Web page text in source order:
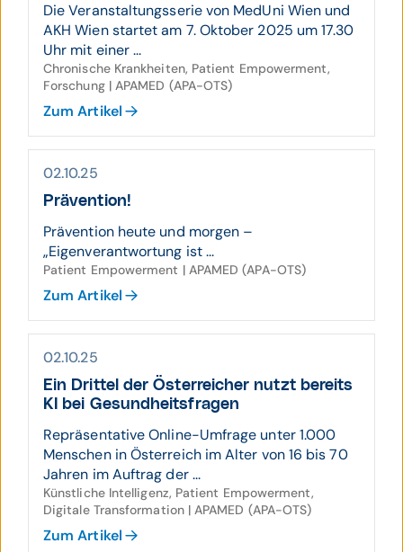
Die Veranstaltungsserie von MedUni Wien und
AKH Wien startet am 7. Oktober 2025 um 17.30
Uhr mit einer ...
Chronische Krankheiten, Patient Empowerment,
Forschung | APAMED (APA-OTS)
Zum Artikel
02.10.25
Prävention!
Prävention heute und morgen –
„Eigenverantwortung ist ...
Patient Empowerment | APAMED (APA-OTS)
Zum Artikel
02.10.25
Ein Drittel der Öster­reicher nutzt bereits
KI bei Gesund­heits­fragen
Repräsentative Online-Umfrage unter 1.000
Menschen in Österreich im Alter von 16 bis 70
Jahren im Auftrag der ...
Künstliche Intelligenz, Patient Empowerment,
Digitale Transformation | APAMED (APA-OTS)
Zum Artikel